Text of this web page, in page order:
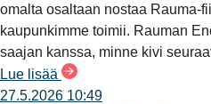
omalta osaltaan nostaa Rauma-
kaupunkimme toimii. Rauman
saajan kanssa, minne kivi
Lue lisää
27.5.2026 10:49